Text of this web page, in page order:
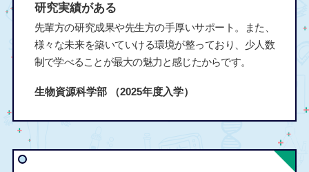
研究実績がある
先輩方の研究成果や先生方の手厚いサポート。また、
様々な未来を築いていける環境が整っており、少人数
制で学べることが最大の魅力と感じたからです。
生物資源科学部 （2025年度入学）